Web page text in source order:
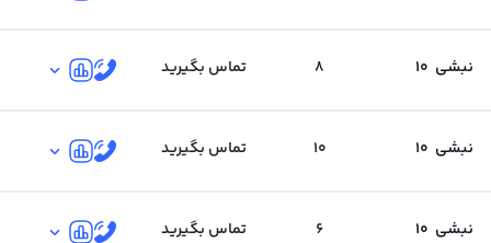
نبشی 10
8 تماس بگیرید
نبشی 10
10 تماس بگیرید
نبشی 10
6 تماس بگیرید